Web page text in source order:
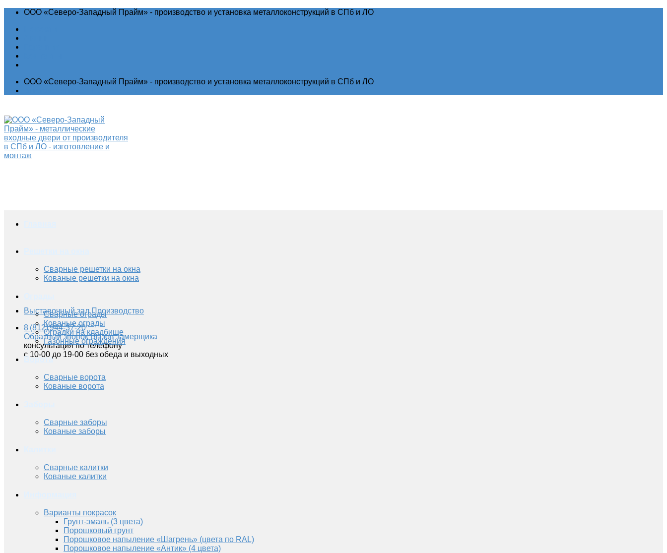
ООО «Северо-Западный Прайм» - производство и установка металлоконструкций в СПб и ЛО
ООО «Северо-Западный Прайм» - производство и установка металлоконструкций в СПб и ЛО
Выставочный зал Производство
8 (812) 944-37-20
Обратный звонок Вызов замерщика
консультация по телефону
с 10-00 до 19-00 без обеда и выходных
Сварные решетки на окна
Кованые решетки на окна
Сварные ограды
Кованые ограды
Оградки на кладбище
Газонные ограждения
Ворота
Сварные ворота
Кованые ворота
Сварные заборы
Кованые заборы
Сварные калитки
Кованые калитки
Варианты покрасок
Грунт-эмаль (3 цвета)
Порошковый грунт
Порошковое напыление «Шагрень» (цвета по RAL)
Порошковое напыление «Антик» (4 цвета)